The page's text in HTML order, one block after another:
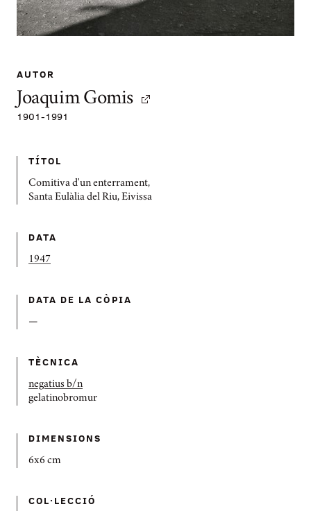
AUTOR
Joaquim Gomis
1901-1991
TÍTOL
Comitiva d'un enterrament,
Santa Eulàlia del Riu, Eivissa
DATA
1947
DATA DE LA CÒPIA
—
TÈCNICA
negatius b/n
gelatinobromur
DIMENSIONS
6x6 cm
COL·LECCIÓ